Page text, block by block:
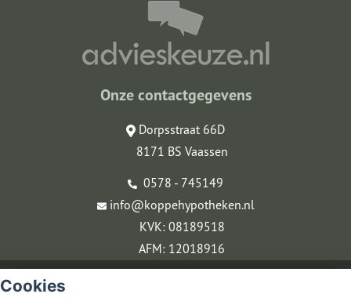
Cookies
Onze contactgegevens
Dorpsstraat 66D
8171 BS Vaassen
0578 - 745149
info@koppehypotheken.nl
KVK: 08189518
AFM: 12018916
Sitemap